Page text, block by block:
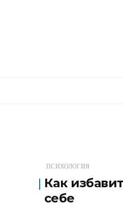
ПСИХОЛОГИЯ
Как
себе